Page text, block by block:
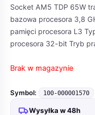
Socket AM5 TDP 65W
bazowa procesora 3,8
pamięci procesora L3
procesora 32-bit Tryb
Brak w magazynie
Symbol: 100-000001570
Wysyłka w 48h